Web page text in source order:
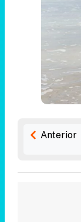
Anterior